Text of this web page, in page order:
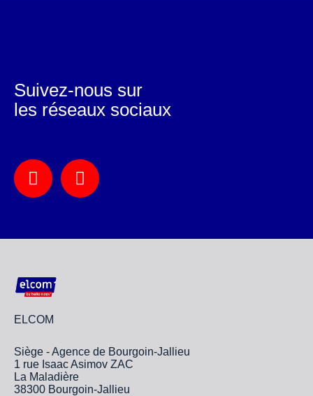
ELCOM
Siège - Agence de Bourgoin-Jallieu
1 rue Isaac Asimov ZAC
La Maladière
38300 Bourgoin-Jallieu
Suivez-nous sur
les réseaux sociaux